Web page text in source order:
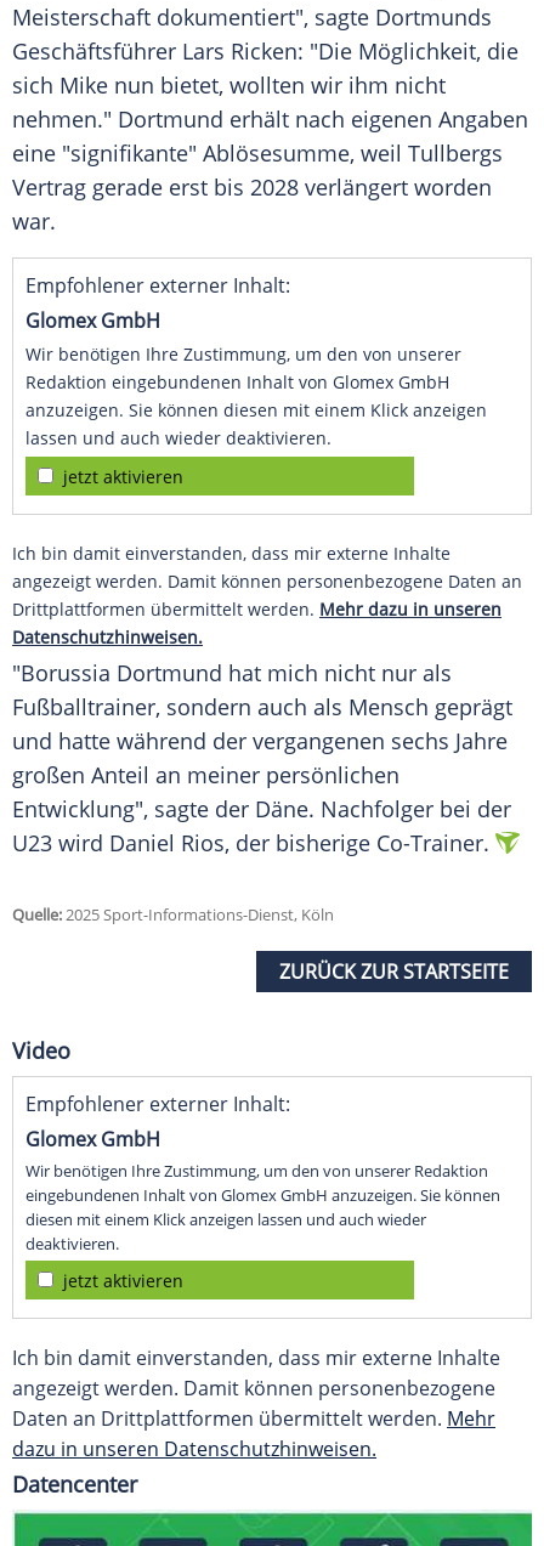
Meisterschaft dokumentiert", sagte Dortmunds
Geschäftsführer Lars Ricken: "Die Möglichkeit, die
sich Mike nun bietet, wollten wir ihm nicht
nehmen." Dortmund erhält nach eigenen Angaben
eine "signifikante" Ablösesumme, weil Tullbergs
Vertrag gerade erst bis 2028 verlängert worden
war.
Empfohlener externer Inhalt:
Glomex GmbH
Wir benötigen Ihre Zustimmung, um den von unserer
Redaktion eingebundenen Inhalt von Glomex GmbH
anzuzeigen. Sie können diesen mit einem Klick anzeigen
lassen und auch wieder deaktivieren.
jetzt aktivieren
Ich bin damit einverstanden, dass mir externe Inhalte
angezeigt werden. Damit können personenbezogene Daten an
Drittplattformen übermittelt werden. Mehr dazu in unseren
Datenschutzhinweisen.
"Borussia Dortmund hat mich nicht nur als
Fußballtrainer, sondern auch als Mensch geprägt
und hatte während der vergangenen sechs Jahre
großen Anteil an meiner persönlichen
Entwicklung", sagte der Däne. Nachfolger bei der
U23 wird Daniel Rios, der bisherige Co-Trainer.
Quelle:2025 Sport-Informations-Dienst, Köln
ZURÜCK ZUR STARTSEITE
Video
Empfohlener externer Inhalt:
Glomex GmbH
Wir benötigen Ihre Zustimmung, um den von unserer Redaktion
eingebundenen Inhalt von Glomex GmbH anzuzeigen. Sie können
diesen mit einem Klick anzeigen lassen und auch wieder
deaktivieren.
jetzt aktivieren
Ich bin damit einverstanden, dass mir externe Inhalte
angezeigt werden. Damit können personenbezogene
Daten an Drittplattformen übermittelt werden. Mehr
dazu in unseren Datenschutzhinweisen.
Datencenter